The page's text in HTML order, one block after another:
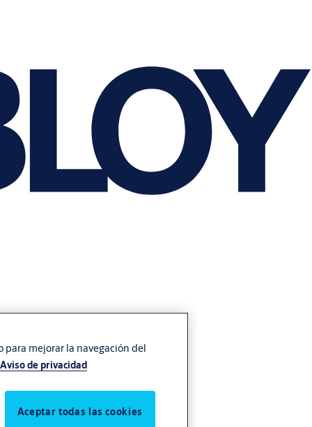
para mejorar la navegación del
Aviso de privacidad
Aceptar todas las cookies